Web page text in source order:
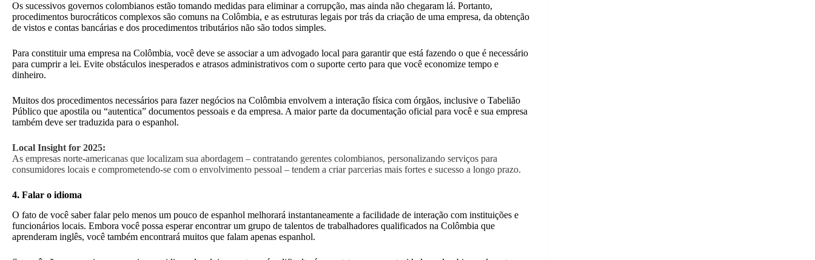
Os sucessivos governos colombianos estão tomando medidas para eliminar a corrupção, mas ainda não chegaram lá. Portanto,
procedimentos burocráticos complexos são comuns na Colômbia, e as estruturas legais por trás da criação de uma empresa, da obtenção
de vistos e contas bancárias e dos procedimentos tributários não são todos simples.
Para constituir uma empresa na Colômbia, você deve se associar a um advogado local para garantir que está fazendo o que é necessário
para cumprir a lei. Evite obstáculos inesperados e atrasos administrativos com o suporte certo para que você economize tempo e
dinheiro.
Muitos dos procedimentos necessários para fazer negócios na Colômbia envolvem a interação física com órgãos, inclusive o Tabelião
Público que apostila ou “autentica” documentos pessoais e da empresa. A maior parte da documentação oficial para você e sua empresa
também deve ser traduzida para o espanhol.
Local Insight for 2025:
As empresas norte-americanas que localizam sua abordagem – contratando gerentes colombianos, personalizando serviços para
consumidores locais e comprometendo-se com o envolvimento pessoal – tendem a criar parcerias mais fortes e sucesso a longo prazo.
4. Falar o idioma
O fato de você saber falar pelo menos um pouco de espanhol melhorará instantaneamente a facilidade de interação com instituições e
funcionários locais. Embora você possa esperar encontrar um grupo de talentos de trabalhadores qualificados na Colômbia que
aprenderam inglês, você também encontrará muitos que falam apenas espanhol.